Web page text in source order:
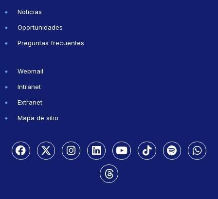
Noticias
Oportunidades
Preguntas frecuentes
Webmail
Intranet
Extranet
Mapa de sitio